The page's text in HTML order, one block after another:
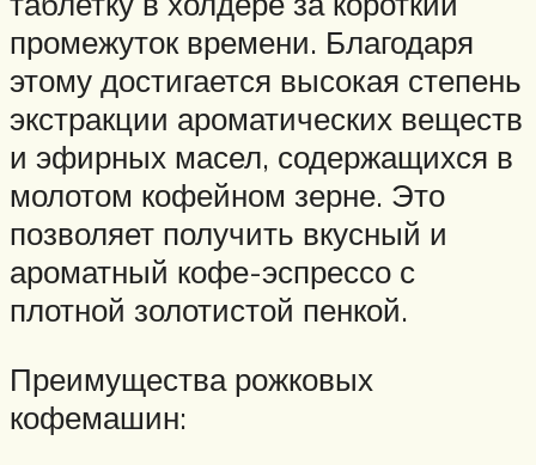
промежуток времени. Благодаря
этому достигается высокая степень
экстракции ароматических веществ
и эфирных масел, содержащихся в
молотом кофейном зерне. Это
позволяет получить вкусный и
ароматный кофе-эспрессо с
плотной золотистой пенкой.
Преимущества рожковых
кофемашин: